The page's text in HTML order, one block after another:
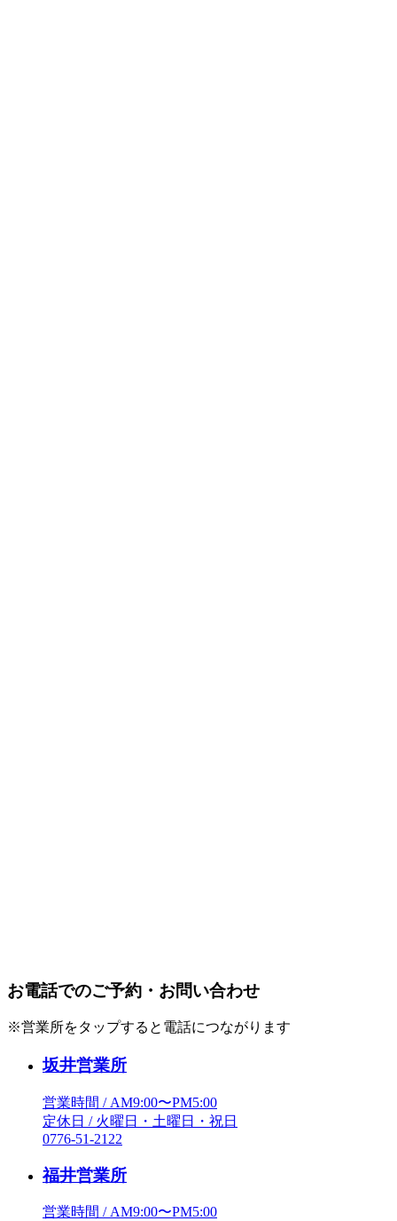
お電話でのご予約・お問い合わせ
※営業所をタップすると電話につながります
坂井営業所
営業時間 / AM9:00〜PM5:00
定休日 / 火曜日・土曜日・祝日
0776-51-2122
福井営業所
営業時間 / AM9:00〜PM5:00